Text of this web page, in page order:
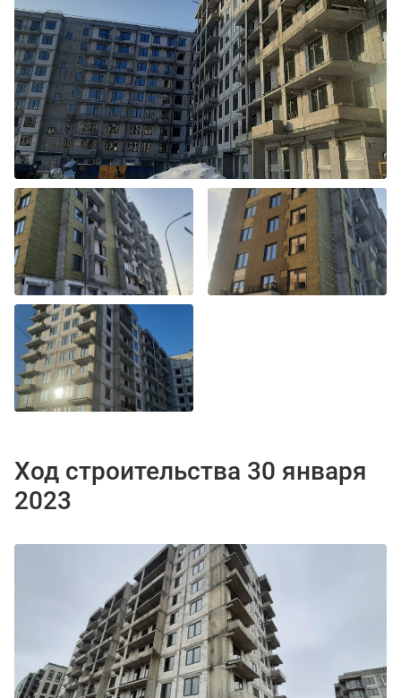
Ход строительства 30 января
2023